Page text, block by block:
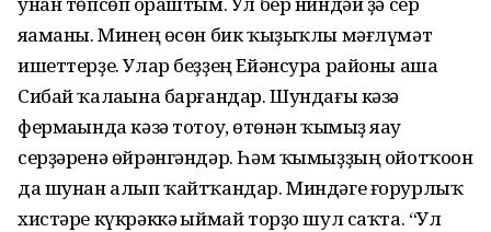
яһаманы. Минең өсөн бик ҡыҙыҡлы мәғлүмәт
ишеттерҙе. Улар беҙҙең Ейәнсура районы аша
Сибай ҡалаһына барғандар. Шундағы кәзә
фермаһында кәзә тотоу, һөтөнән ҡымыҙ яһау
серҙәренә өйрәнгәндәр. Һәм ҡымыҙҙың ойотҡоһон
да шунан алып ҡайтҡандар. Миндәге ғорурлыҡ
хистәре күкрәккә һыймай торҙо шул саҡта. “Ул